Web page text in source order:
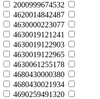
2000999674532
4620014842487
4630000223077
4630019121241
4630019122903
4630019122965
4630061255178
4680430000380
4680430021934
4690259491320